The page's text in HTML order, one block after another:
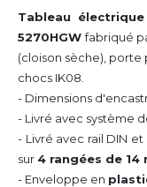
Tableau
5270HGWfabriqué
(cloison sèche), porte
chocs IK08.
- Dimensions
- Livré avec système
- Livré avec rail DIN
sur 4 rangées de 14
- Enveloppe en